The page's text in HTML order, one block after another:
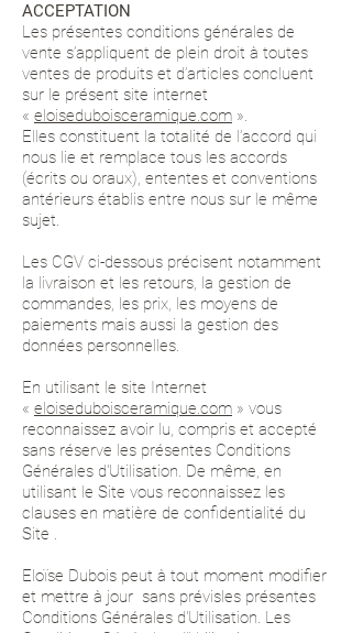
ACCEPTATION
Les présentes conditions générales de
vente s’appliquent de plein droit à toutes
ventes de produits et d’articles concluent
sur le présent site internet
« eloiseduboisceramique.com ».
Elles constituent la totalité de l’accord qui
nous lie et remplace tous les accords
(écrits ou oraux), ententes et conventions
antérieurs établis entre nous sur le même
sujet.
Les CGV ci-dessous précisent notamment
la livraison et les retours, la gestion de
commandes, les prix, les moyens de
paiements mais aussi la gestion des
données personnelles.
En utilisant le site Internet
« eloiseduboisceramique.com » vous
reconnaissez avoir lu, compris et accepté
sans réserve les présentes Conditions
Générales d'Utilisation. De même, en
utilisant le Site vous reconnaissez les
clauses en matière de confidentialité du
Site .
Eloïse Dubois peut à tout moment modifier
et mettre à jour sans prévisles présentes
Conditions Générales d'Utilisation. Les